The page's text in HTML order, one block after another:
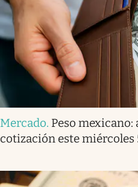
Mercado. Peso
cotización este miércoles